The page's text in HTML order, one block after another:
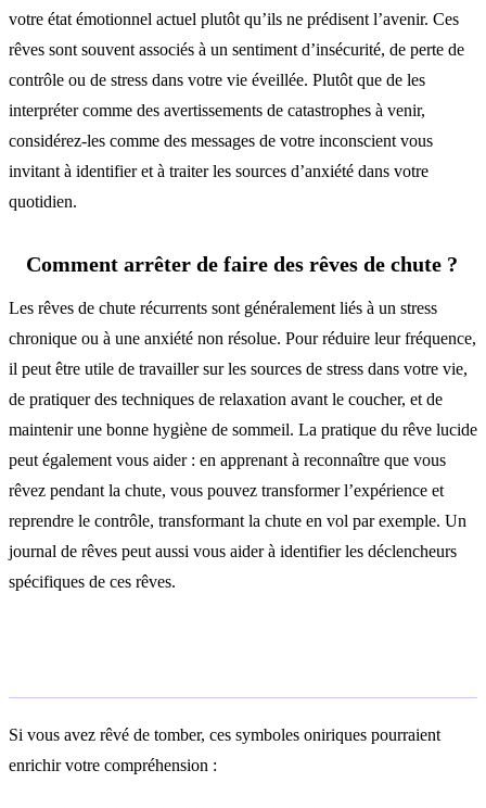
votre état émotionnel actuel plutôt qu’ils ne prédisent l’avenir. Ces
rêves sont souvent associés à un sentiment d’insécurité, de perte de
contrôle ou de stress dans votre vie éveillée. Plutôt que de les
interpréter comme des avertissements de catastrophes à venir,
considérez-les comme des messages de votre inconscient vous
invitant à identifier et à traiter les sources d’anxiété dans votre
quotidien.
Comment arrêter de faire des rêves de chute ?
Les rêves de chute récurrents sont généralement liés à un stress
chronique ou à une anxiété non résolue. Pour réduire leur fréquence,
il peut être utile de travailler sur les sources de stress dans votre vie,
de pratiquer des techniques de relaxation avant le coucher, et de
maintenir une bonne hygiène de sommeil. La pratique du rêve lucide
peut également vous aider : en apprenant à reconnaître que vous
rêvez pendant la chute, vous pouvez transformer l’expérience et
reprendre le contrôle, transformant la chute en vol par exemple. Un
journal de rêves peut aussi vous aider à identifier les déclencheurs
spécifiques de ces rêves.
Si vous avez rêvé de tomber, ces symboles oniriques pourraient
enrichir votre compréhension :